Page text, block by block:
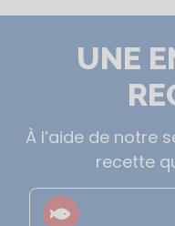
UNE
À l’aide de notre
recette